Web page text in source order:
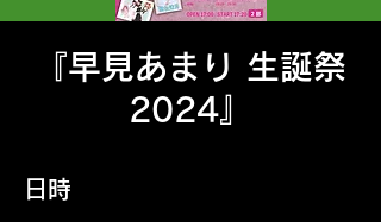
『早見あまり 生誕祭
2024』
日時